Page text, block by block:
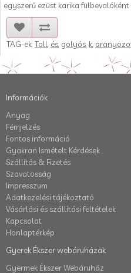
egyszerű ezüst karika fülbevalóként
TAG-ek: Toll és golyós k
Információk
Anyag
Fémjelzés
Fontos információ
Gyakran Ismételt Kérdések
Szállítás & Fizetés
Szavatosság
Impresszum
Adatkezelési tájékoztató
Vásárlási és szállítási feltételek
Kapcsolat
Honlaptérkép
Gyerek Ékszer webáruházak
Gyermek Ékszer Webáruház